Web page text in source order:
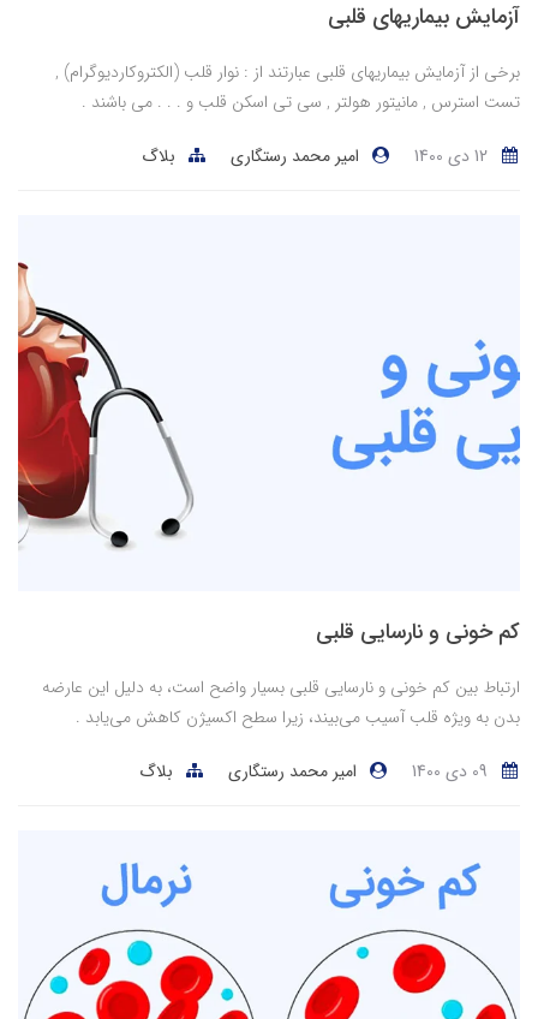
آزمایش بیماریهای قلبی
برخی از آزمایش بیماریهای قلبی عبارتند از : نوار قلب (الکتروکاردیوگرام) ,
تست استرس , مانیتور هولتر , سی تی اسکن قلب و . . . می باشند .
امیر محمد رستگاری بلاگ
کم خونی و نارسایی قلبی
ارتباط بین کم خونی و نارسایی قلبی بسیار واضح است، به دلیل این عارضه
بدن به ویژه قلب آسیب می‌بیند، زیرا سطح اکسیژن کاهش می‌یابد .
امیر محمد رستگاری بلاگ